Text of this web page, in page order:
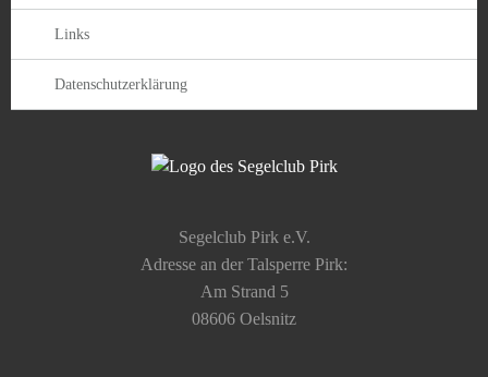
Segelclub Pirk e.V.
Adresse an der Talsperre Pirk:
Am Strand 5
08606 Oelsnitz
Links
Datenschutzerklärung